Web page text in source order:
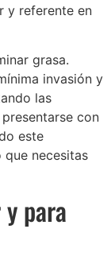
y referente en
grasa.
invasión y
las
con
este
necesitas
para